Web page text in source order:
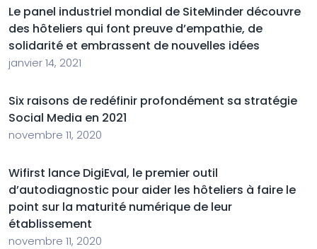
Le panel industriel mondial de SiteMinder découvre
des hôteliers qui font preuve d’empathie, de
solidarité et embrassent de nouvelles idées
janvier 14, 2021
Six raisons de redéfinir profondément sa stratégie
Social Media en 2021
novembre 11, 2020
Wifirst lance DigiEval, le premier outil
d’autodiagnostic pour aider les hôteliers à faire le
point sur la maturité numérique de leur
établissement
novembre 11, 2020